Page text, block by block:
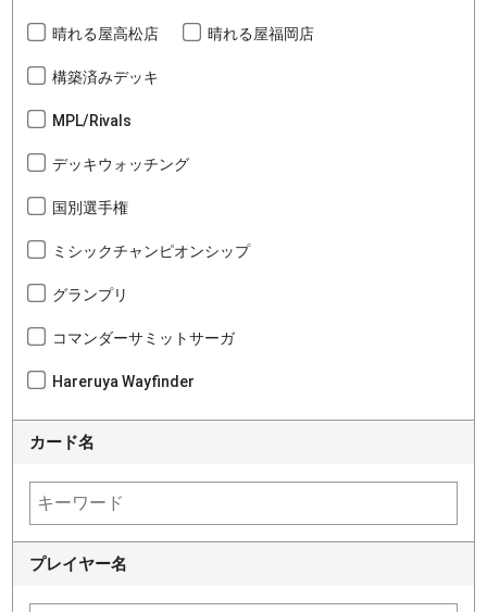
晴れる屋高松店 晴れる屋福岡店
構築済みデッキ
MPL/Rivals
デッキウォッチング
国別選手権
ミシックチャンピオンシップ
グランプリ
コマンダーサミットサーガ
Hareruya Wayfinder
カード名
プレイヤー名